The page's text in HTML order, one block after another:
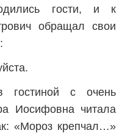
гости, и к
обращал свои
с очень
Иосифовна читала
«Мороз крепчал…»